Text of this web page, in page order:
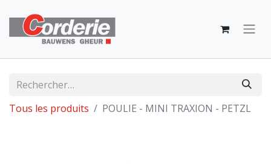
Tous les produits POULIE - MINI TRAXION - PETZL